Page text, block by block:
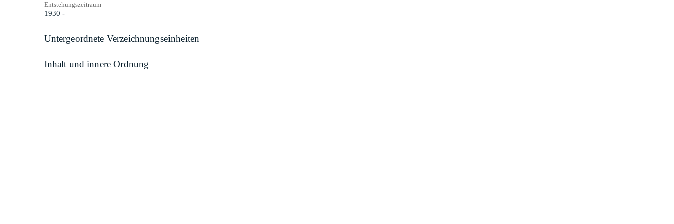
Entstehungszeitraum
1930 -
Untergeordnete Verzeichnungseinheiten
Inhalt und innere Ordnung